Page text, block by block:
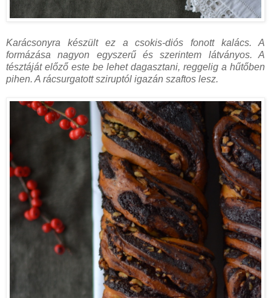
Karácsonyra készült ez a csokis-diós fonott kalács. A
formázása nagyon egyszerű és szerintem látványos. A
tésztáját előző este be lehet dagasztani, reggelig a hűtőben
pihen. A rácsurgatott sziruptól igazán szaftos lesz.